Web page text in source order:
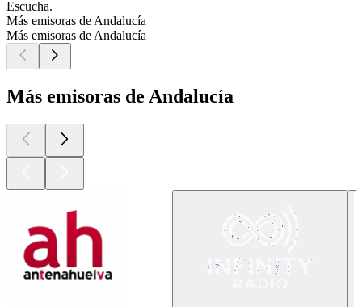
Escucha.
Más emisoras de Andalucía
Más emisoras de Andalucía
Más emisoras de Andalucía